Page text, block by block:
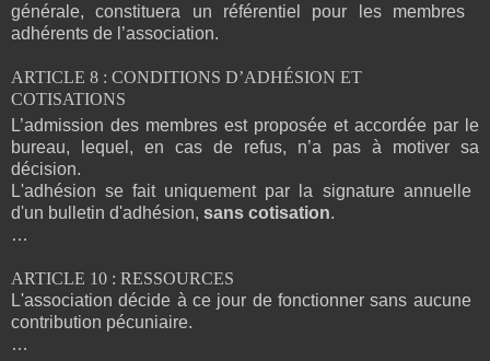
générale, constituera un référentiel pour les membres
adhérents de l’association.
ARTICLE 8 : CONDITIONS D’ADHÉSION ET
COTISATIONS
L’admission des membres est proposée et accordée par le
bureau, lequel, en cas de refus, n’a pas à motiver sa
décision.
L'adhésion se fait uniquement par la signature annuelle
d'un bulletin d'adhésion, sans cotisation.
…
ARTICLE 10 : RESSOURCES
L'association décide à ce jour de fonctionner sans aucune
contribution pécuniaire.
…